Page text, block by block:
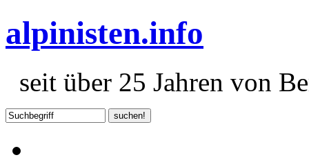
alpinisten.info
seit über 25 Jahren von